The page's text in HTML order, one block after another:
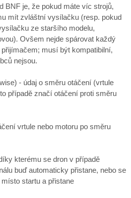
BNF je, že pokud máte víc strojů,
mít zvláštní vysílačku (resp. pokud
ze staršího modelu,
Ovšem nejde spárovat každý
musí být kompatibilní,
nejsou.
- údaj o směru otáčení (vrtule
případě značí otáčení proti směru
vrtule nebo motoru po směru
kterému se dron v případě
buď automaticky přistane, nebo se
startu a přistane